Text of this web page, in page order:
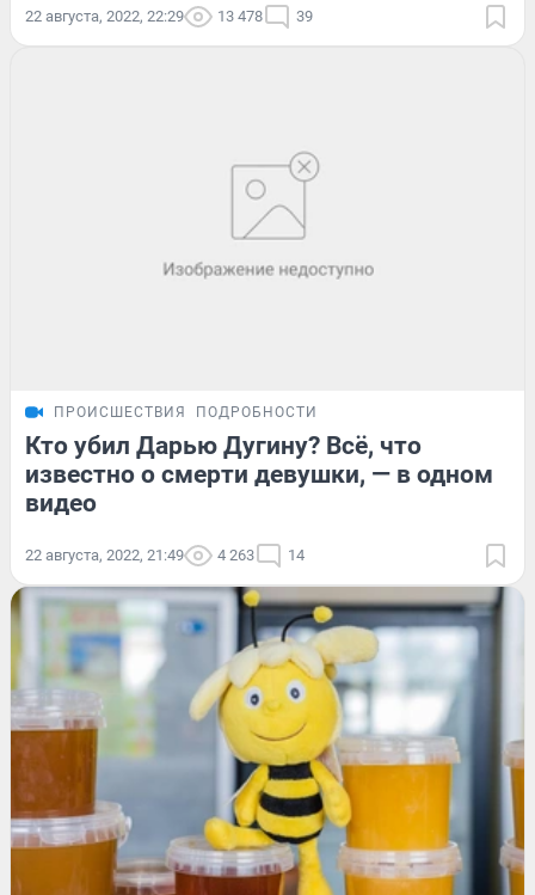
22 августа, 2022, 22:29 13 478 39
ПРОИСШЕСТВИЯ ПОДРОБНОСТИ
Кто убил Дарью Дугину? Всё, что
известно о смерти девушки, — в одном
видео
22 августа, 2022, 21:49 4 263 14